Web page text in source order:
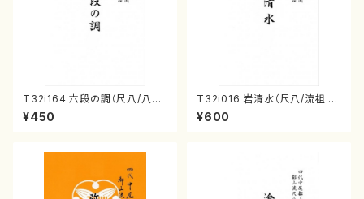
T32i164 六段の調（尺八/八橋
検校/楽譜）都山流公刊楽譜曲
番:1016
¥450
T32i016 岩清水（尺八/流祖 中
尾都山/楽譜）都山：15
¥600